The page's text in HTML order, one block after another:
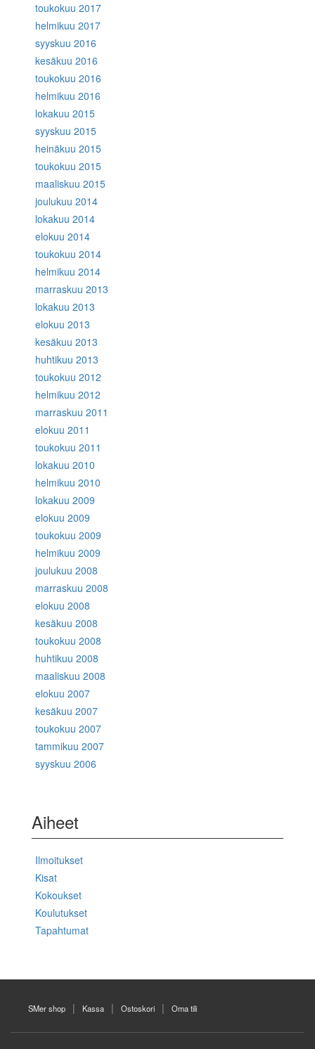
toukokuu 2017
helmikuu 2017
syyskuu 2016
kesäkuu 2016
toukokuu 2016
helmikuu 2016
lokakuu 2015
syyskuu 2015
heinäkuu 2015
toukokuu 2015
maaliskuu 2015
joulukuu 2014
lokakuu 2014
elokuu 2014
toukokuu 2014
helmikuu 2014
marraskuu 2013
lokakuu 2013
elokuu 2013
kesäkuu 2013
huhtikuu 2013
toukokuu 2012
helmikuu 2012
marraskuu 2011
elokuu 2011
toukokuu 2011
lokakuu 2010
helmikuu 2010
lokakuu 2009
elokuu 2009
toukokuu 2009
helmikuu 2009
joulukuu 2008
marraskuu 2008
elokuu 2008
kesäkuu 2008
toukokuu 2008
huhtikuu 2008
maaliskuu 2008
elokuu 2007
kesäkuu 2007
toukokuu 2007
tammikuu 2007
syyskuu 2006
Aiheet
Ilmoitukset
Kisat
Kokoukset
Koulutukset
Tapahtumat
SMer shop Kassa Ostoskori Oma tili